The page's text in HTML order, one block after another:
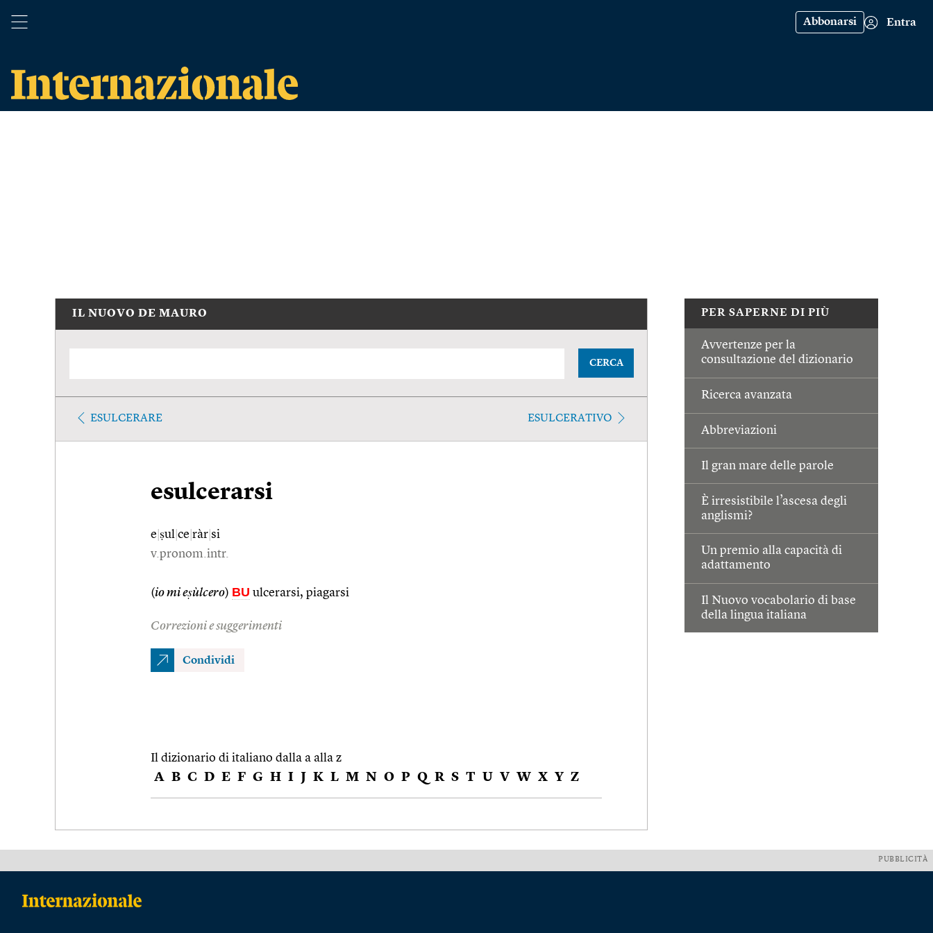
Abbonarsi Entra
PER SAPERNE DI PIÙ
Avvertenze per la
consultazione del dizionario
Ricerca avanzata
Abbreviazioni
Il gran mare delle parole
È irresistibile l’ascesa degli
anglismi?
Un premio alla capacità di
adattamento
Il Nuovo vocabolario di base
della lingua italiana
IL NUOVO DE MAURO
CERCA
ESULCERARE ESULCERATIVO
esulcerarsi
e ṣul ce ràr si
v.pronom.intr.
(io mi eṣùlcero) BU ulcerarsi, piagarsi
Correzioni e suggerimenti
Condividi
Il dizionario di italiano dalla a alla z
A B C D E F G H I J K L M N O P Q R S T U V W X Y Z
PUBBLICITÀ